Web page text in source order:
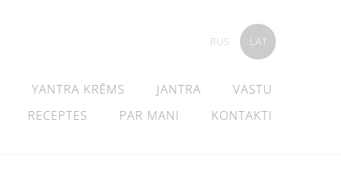
YANTRA KRĒMS JANTRA
VASTU
RECEPTES PAR MANI KONTAKTI
RUS LAT